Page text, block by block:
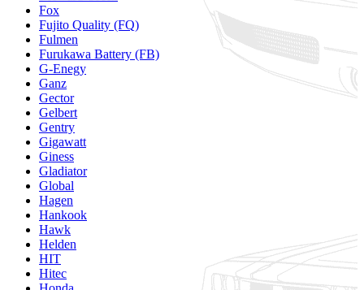
Fox
Fujito Quality (FQ)
Fulmen
Furukawa Battery (FB)
G-Enegy
Ganz
Gector
Gelbert
Gentry
Gigawatt
Giness
Gladiator
Global
Hagen
Hankook
Hawk
Helden
HIT
Hitec